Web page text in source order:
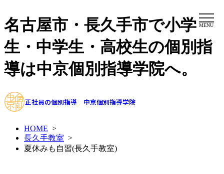
名古屋市・長久手市で小学
生・中学生・高校生の個別指
導は中京個別指導学院へ。
正社員の個別指導 中京個別指導学院
MENU
HOME >
長久手教室 >
夏休みも自習(長久手教室)